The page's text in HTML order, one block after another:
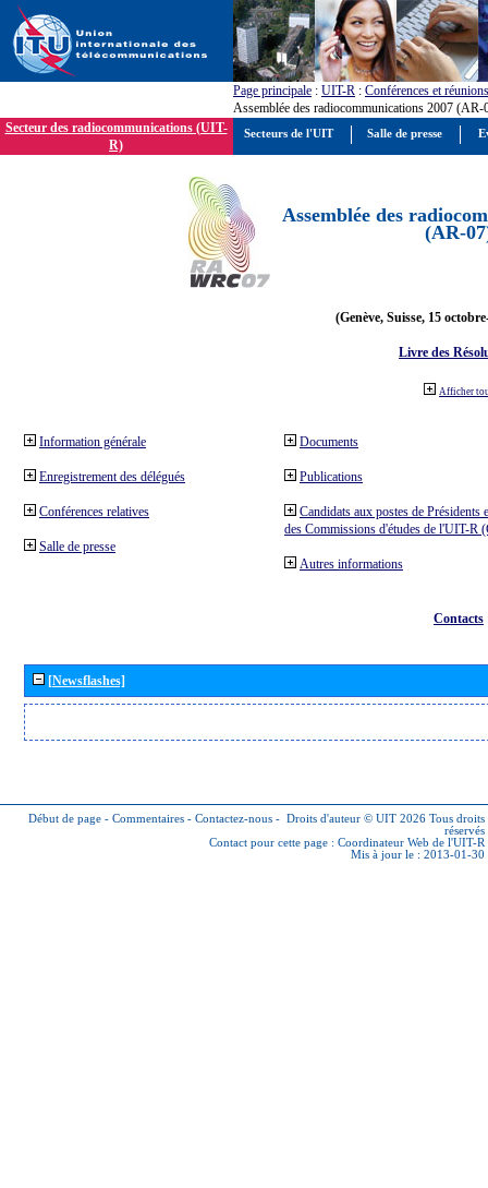
Page principale : UIT-R : Conférences et réunions
Assemblée des radiocommunications 2007 (AR-
Secteur des radiocommunications (UIT-
R)
Assemblée des
(AR-
(Genève, Suisse, 15
Livre des
Afficher
Information générale
Enregistrement des délégués
Conférences relatives
Salle de presse
Documents
Publications
Candidats aux postes de Présidents
des Commissions d'études de l'UIT-R
Autres informations
Contacts
[Newsflashes]
Début de page - Commentaires - Contactez-nous - Droits d'auteur © UIT 2026 Tous droits
réservés
Contact pour cette page : Coordinateur Web de l'UIT-R
Mis à jour le : 2013-01-30
Secteurs de l'UIT Salle de presse